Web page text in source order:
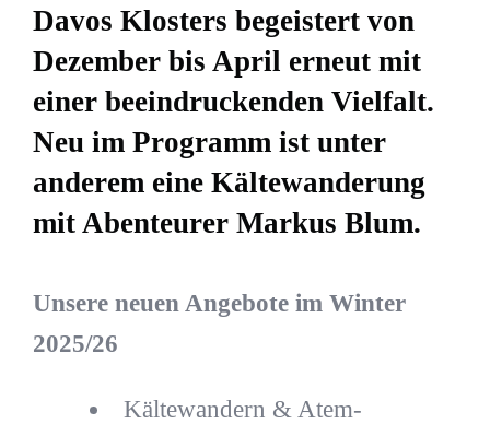
Davos Klosters begeistert von
Dezember bis April erneut mit
einer beeindruckenden Vielfalt.
Neu im Programm ist unter
anderem eine Kältewanderung
mit Abenteurer Markus Blum.
Unsere neuen Angebote im Winter
2025/26
Kältewandern & Atem-